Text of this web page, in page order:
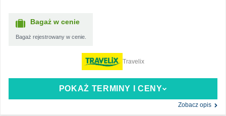
Bagaż w cenie
Bagaż rejestrowany w cenie.
POKAŻ TERMINY I CENY
Zobacz opis
Travelix